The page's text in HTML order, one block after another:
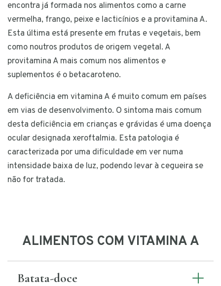
encontra já formada nos alimentos como a carne
vermelha, frango, peixe e lacticínios e a provitamina A.
Esta última está presente em frutas e vegetais, bem
como noutros produtos de origem vegetal. A
provitamina A mais comum nos alimentos e
suplementos é o betacaroteno.
A deficiência em vitamina A é muito comum em países
em vias de desenvolvimento. O sintoma mais comum
desta deficiência em crianças e grávidas é uma doença
ocular designada xeroftalmia. Esta patologia é
caracterizada por uma dificuldade em ver numa
intensidade baixa de luz, podendo levar à cegueira se
não for tratada.
ALIMENTOS COM VITAMINA A
Batata-doce